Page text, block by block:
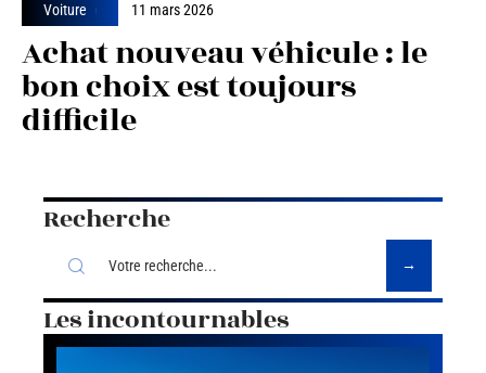
Voiture 11 mars 2026
Achat nouveau véhicule : le
bon choix est toujours
difficile
Recherche
Les incontournables